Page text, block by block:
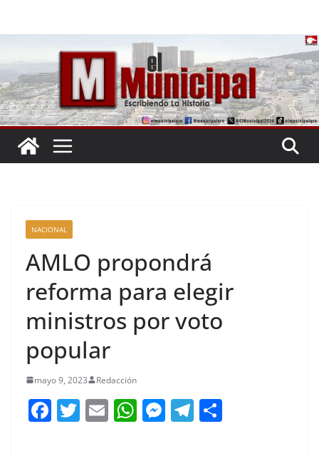
NACIONAL
AMLO propondrá
reforma para elegir
ministros por voto
popular
mayo 9, 2023 Redacción
F T E W M T